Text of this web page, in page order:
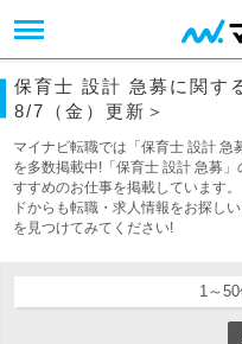
保育士 設計 急募に関す
8/7（金）更新＞
マイナビ転職では「保育士 設計 急
を多数掲載中!「保育士 設計 急募
すすめのお仕事を掲載しています
ドからも転職・求人情報をお探し
を見つけてみてください!
1～